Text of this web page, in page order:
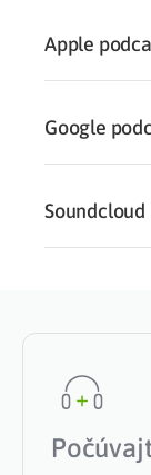
Apple
Google
Soundcloud